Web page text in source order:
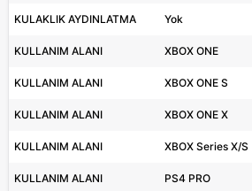
KULAKLIK AYDINLATMA Yok
KULLANIM ALANI XBOX ONE
KULLANIM ALANI XBOX ONE S
KULLANIM ALANI XBOX ONE X
KULLANIM ALANI XBOX Series X/S
KULLANIM ALANI PS4 PRO